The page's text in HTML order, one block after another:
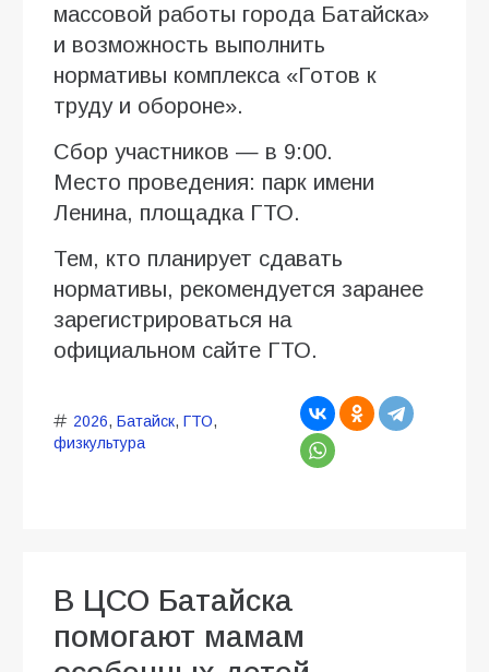
массовой работы города Батайска»
и возможность выполнить
нормативы комплекса «Готов к
труду и обороне».
Сбор участников — в 9:00.
Место проведения: парк имени
Ленина, площадка ГТО.
Тем, кто планирует сдавать
нормативы, рекомендуется заранее
зарегистрироваться на
официальном сайте ГТО.
2026, Батайск, ГТО,
физкультура
В ЦСО Батайска
помогают мамам